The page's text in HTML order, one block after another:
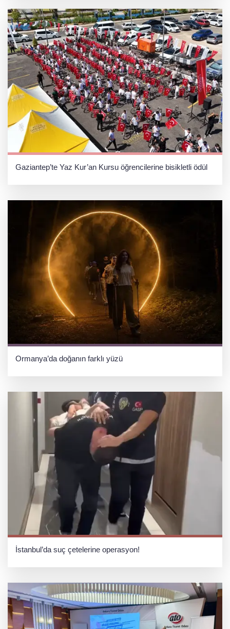
Gaziantep’te Yaz Kur’an Kursu öğrencilerine bisikletli ödül
Ormanya’da doğanın farklı yüzü
İstanbul’da suç çetelerine operasyon!